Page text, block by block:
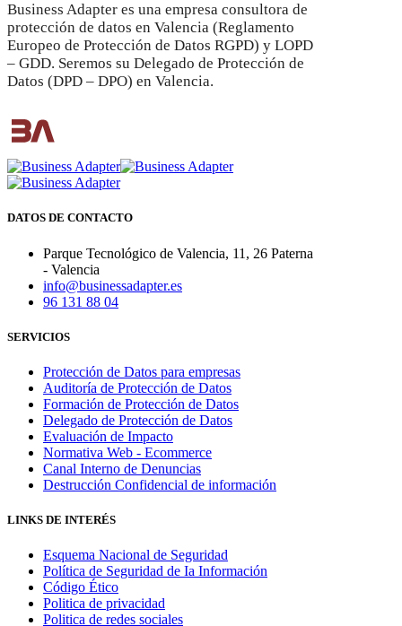
Business Adapter es una empresa consultora de
protección de datos en Valencia (Reglamento
Europeo de Protección de Datos RGPD) y LOPD
– GDD. Seremos su Delegado de Protección de
Datos (DPD – DPO) en Valencia.
DATOS DE CONTACTO
Parque Tecnológico de Valencia, 11, 26 Paterna
- Valencia
info@businessadapter.es
96 131 88 04
SERVICIOS
Protección de Datos para empresas
Auditoría de Protección de Datos
Formación de Protección de Datos
Delegado de Protección de Datos
Evaluación de Impacto
Normativa Web - Ecommerce
Canal Interno de Denuncias
Destrucción Confidencial de información
LINKS DE INTERÉS
Esquema Nacional de Seguridad
Política de Seguridad de Ia Información
Código Ético
Politica de privacidad
Politica de redes sociales